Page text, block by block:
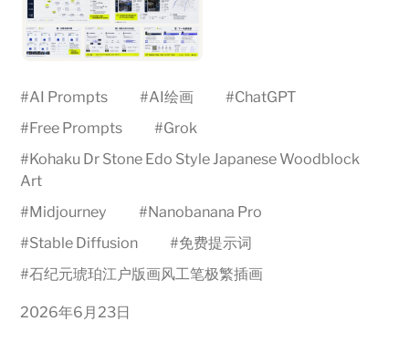
#AI Prompts #AI绘画 #ChatGPT
#Free Prompts #Grok
#Kohaku Dr Stone Edo Style Japanese Woodblock
Art
#Midjourney #Nanobanana Pro
#Stable Diffusion #免费提示词
#石纪元琥珀江户版画风工笔极繁插画
2026年6月23日